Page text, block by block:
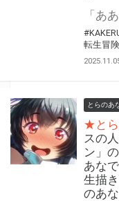
転生冒
とらのあ
★と
スの
ン」
あな
生描
のあ